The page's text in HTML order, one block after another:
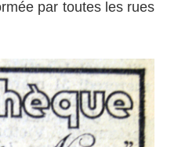
par toutes les rues